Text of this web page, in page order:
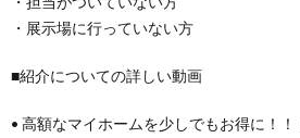
・展示場に行っていない方
■紹介についての詳しい動画
• 高額なマイホームを少しでもお得に！！